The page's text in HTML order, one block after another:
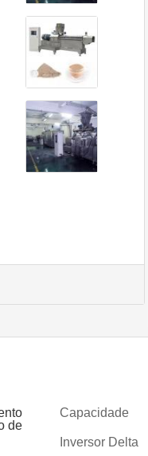
de
Bebés
Capacidade
Inversor Delta